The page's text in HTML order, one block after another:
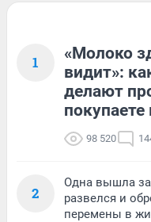
1
«Молоко
видит»:
делают
98 520
2
Одна вышла
развелся и
перемены в